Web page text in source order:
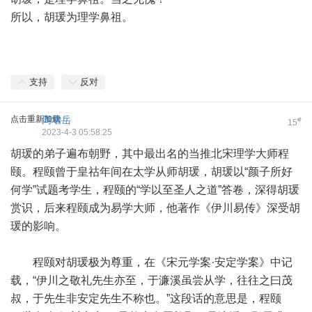
所以，胡瑗为理学鼻祖。
支持 反对
点击重新加载 15#
周增岳
2023-4-3 05:58:25
胡瑗的弟子遍布朝野，其中最出名的当推北宋理学大师程
颐。程颐曾于皇祜年间在太学从师胡瑗，胡瑗以“颜子所好
何学”试题考学生，程颐的“学以至圣人之道”答卷，深得胡瑗
赏识，后来程颐成为易学大师，他著作《伊川易传》深受胡
瑗的影响。
程颐对胡瑗极为尊重，在《宋元学案·安定学案》中记
载，“伊川之敬礼先生亦至，于濂溪虽尝从学，往往之曰茂
叔，于先生非安定先生不称也。”这段话的意思是，程颐